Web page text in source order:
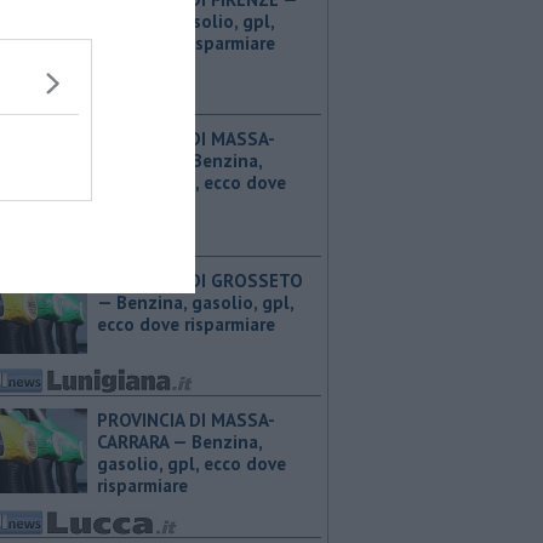
Benzina, gasolio, gpl,
ecco dove risparmiare
PROVINCIA DI MASSA-
CARRARA — ​Benzina,
gasolio, gpl, ecco dove
PROVINCIA DI GROSSETO
— ​Benzina, gasolio, gpl,
ecco dove risparmiare
PROVINCIA DI MASSA-
CARRARA — ​Benzina,
gasolio, gpl, ecco dove
risparmiare